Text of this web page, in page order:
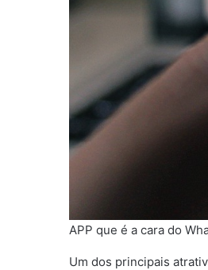
APP que é a cara do
Um dos principais